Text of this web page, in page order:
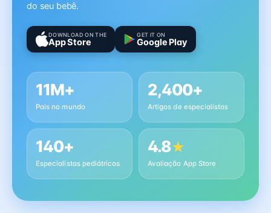
do seu bebê.
DOWNLOAD ON THE
App Store
GET IT ON
Google Play
11M+
Pais no mundo
2,400+
Artigos de especialistas
140+
Especialistas pediátricos
4.8★
Avaliação App Store